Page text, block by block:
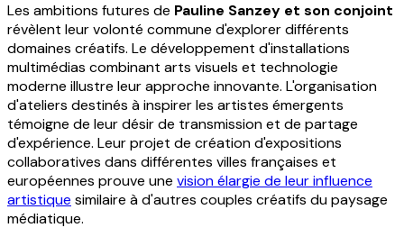
Les ambitions futures de Pauline Sanzey et son conjoint
révèlent leur volonté commune d'explorer différents
domaines créatifs. Le développement d'installations
multimédias combinant arts visuels et technologie
moderne illustre leur approche innovante. L'organisation
d'ateliers destinés à inspirer les artistes émergents
témoigne de leur désir de transmission et de partage
d'expérience. Leur projet de création d'expositions
collaboratives dans différentes villes françaises et
européennes prouve une vision élargie de leur influence
artistique similaire à d'autres couples créatifs du paysage
médiatique.